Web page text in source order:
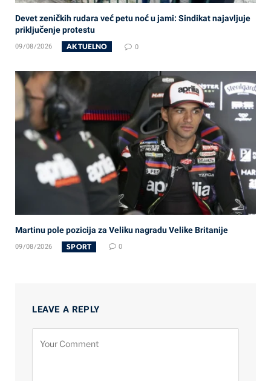
Devet zeničkih rudara već petu noć u jami: Sindikat najavljuje
priključenje protestu
09/08/2026 AKTUELNO 0
Martinu pole pozicija za Veliku nagradu Velike Britanije
09/08/2026 SPORT 0
LEAVE A REPLY